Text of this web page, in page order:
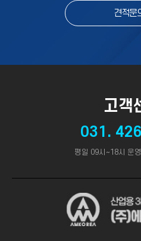
견적문
고객
031.
평일 09시~18시 운